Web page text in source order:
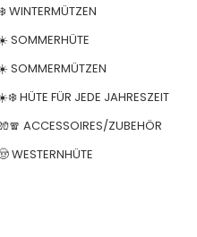
WINTERMÜTZEN
SOMMERHÜTE
SOMMERMÜTZEN
HÜTE FÜR JEDE JAHRESZEIT
ACCESSOIRES/ZUBEHÖR
WESTERNHÜTE